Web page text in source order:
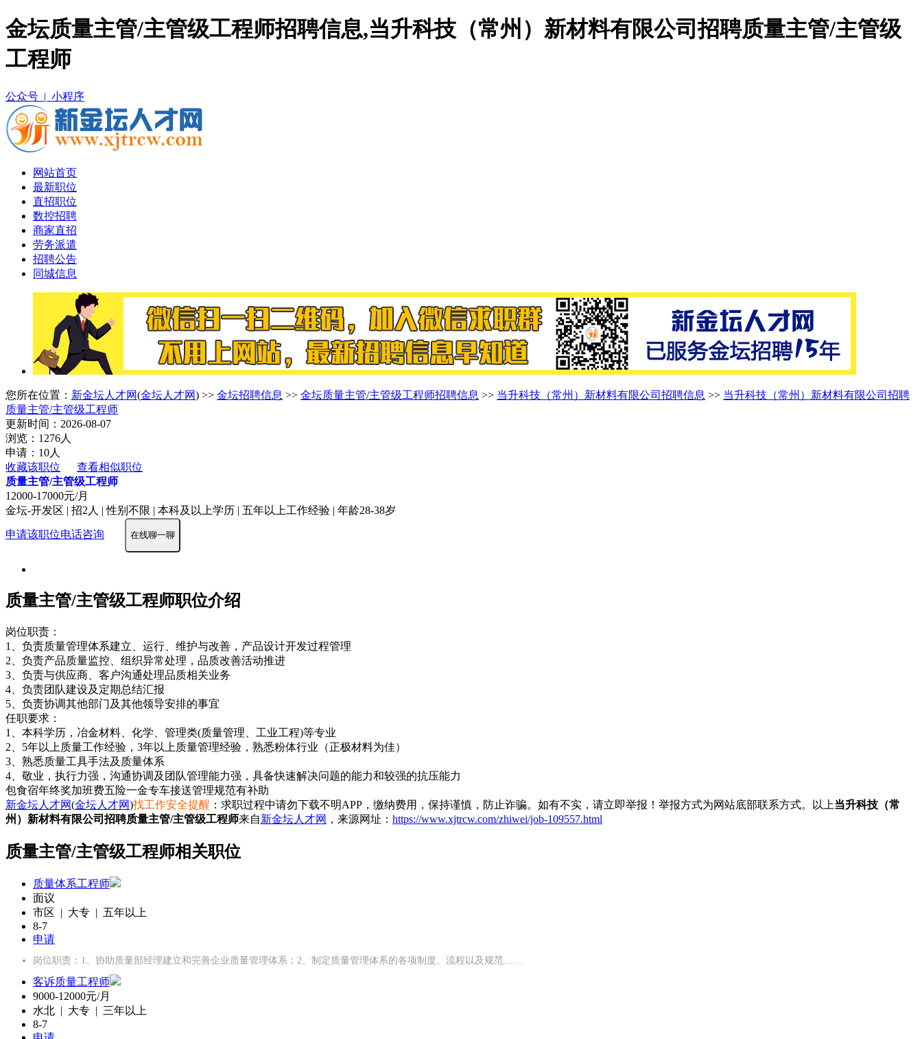
金坛质量主管/主管级工程师招聘信息,当升科技（常州）新材料有限公司招聘质量主管/主管级
工程师
公众号 | 小程序
网站首页
最新职位
直招职位
数控招聘
商家直招
劳务派遣
招聘公告
同城信息
您所在位置： 新金坛人才网(金坛人才网) >> 金坛招聘信息 >> 金坛质量主管/主管级工程师招聘信息 >> 当升科技（常州）新材料有限公司招聘信息 >> 当升科技（常州）新材料有限公司招聘
质量主管/主管级工程师
更新时间：2026-08-07
浏览：1276人
申请：10人
收藏该职位
查看相似职位
质量主管/主管级工程师
12000-17000元/月
金坛-开发区 | 招2人 | 性别不限 | 本科及以上学历 | 五年以上工作经验 | 年龄28-38岁
申请该职位电话咨询 在线聊一聊
质量主管/主管级工程师职位介绍
岗位职责：
1、负责质量管理体系建立、运行、维护与改善，产品设计开发过程管理
2、负责产品质量监控、组织异常处理，品质改善活动推进
3、负责与供应商、客户沟通处理品质相关业务
4、负责团队建设及定期总结汇报
5、负责协调其他部门及其他领导安排的事宜
任职要求：
1、本科学历，冶金材料、化学、管理类(质量管理、工业工程)等专业
2、5年以上质量工作经验，3年以上质量管理经验，熟悉粉体行业（正极材料为佳）
3、熟悉质量工具手法及质量体系
4、敬业，执行力强，沟通协调及团队管理能力强，具备快速解决问题的能力和较强的抗压能力
包食宿年终奖加班费五险一金专车接送管理规范有补助
新金坛人才网(金坛人才网)找工作安全提醒 ：求职过程中请勿下载不明APP，缴纳费用，保持谨慎，防止诈骗。如有不实，请立即举报！举报方式为网站底部联系方式。以上当升科技（常
州）新材料有限公司招聘质量主管/主管级工程师来自新金坛人才网 ，来源网址： https://www.xjtrcw.com/zhiwei/job-109557.html
质量主管/主管级工程师相关职位
质量体系工程师
面议
市区 | 大专 | 五年以上
8-7
申请
岗位职责：1、协助质量部经理建立和完善企业质量管理体系；2、制定质量管理体系的各项制度、流程以及规范……
客诉质量工程师
9000-12000元/月
水北 | 大专 | 三年以上
8-7